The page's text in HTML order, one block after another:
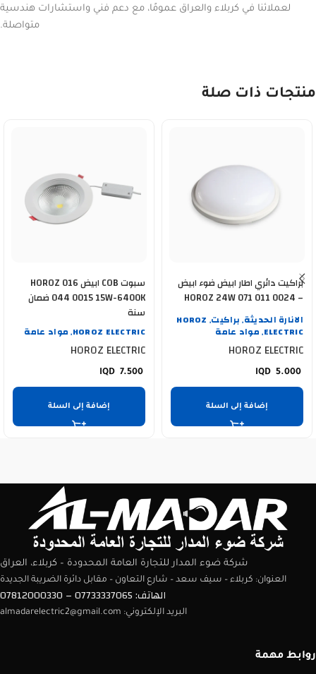
لعملائنا في كربلاء والعراق عمومًا، مع دعم فني واستشارات هندسية
متواصلة.
منتجات ذات صلة
براكيت دائري اطار ابيض ضوء ابيض
HOROZ 24W 071 011 0024 –
400 002 0128
الانارة الحديثة, براكيت,
HOROZ
ELECTRIC
, مواد عامة
HOROZ ELECTRIC
5.000
إضافة إلى السلة
سبوت COB ابيض HOROZ 016
044 0015 15W-6400K ضمان
سنة
HOROZ ELECTRIC
, مواد عامة
HOROZ ELECTRIC
7.500
إضافة إلى السلة
شركة ضوء المدار للتجارة العامة المحدودة – كربلاء، العراق
العنوان: كربلاء – سيف سعد – شارع التعاون – مقابل دائرة الضريبة الجديدة
الهاتف: 07733337065 – 07812000330
البريد الإلكتروني: almadarelectric2@gmail.com
روابط مهمة